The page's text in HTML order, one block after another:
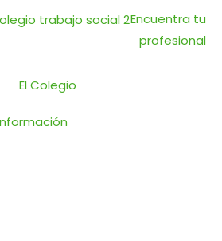
Encuentra tu
profesional
El Colegio